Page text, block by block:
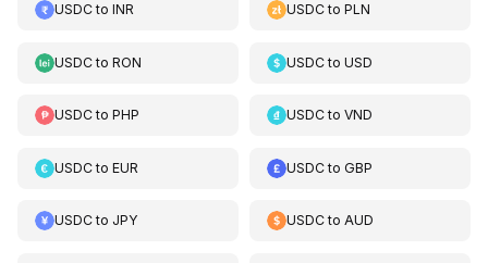
USDCto INR USDCtoPLN
USDCto RON USDCtoUSD
USDCto PHP USDCtoVND
USDCto EUR USDCtoGBP
USDCto JPY USDCtoAUD